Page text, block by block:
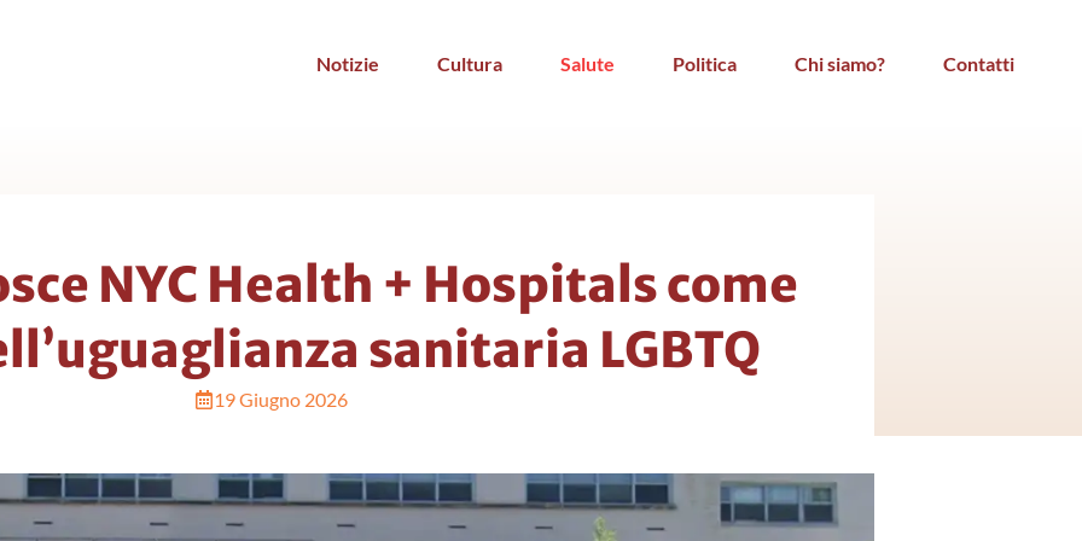
Notizie Cultura Salute Politica Chi siamo? Contatti
NYC Health + Hospitals come
sanitaria LGBTQ
19 Giugno 2026